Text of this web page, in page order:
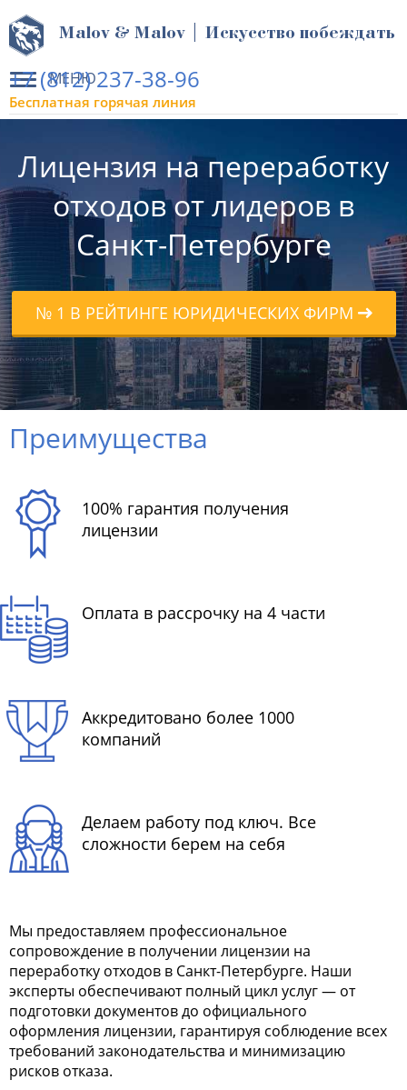
МЕНЮ
Malov & Malov | Искусство побеждать
+7 (812) 237-38-96
Бесплатная горячая линия
Лицензия на переработку
отходов от лидеров в
Санкт-Петербурге
№ 1 В РЕЙТИНГЕ ЮРИДИЧЕСКИХ ФИРМ
Преимущества
100% гарантия получения
лицензии
Оплата в рассрочку на 4 части
Аккредитовано более 1000
компаний
Делаем работу под ключ. Все
сложности берем на себя
Мы предоставляем профессиональное
сопровождение в получении лицензии на
переработку отходов в Санкт-Петербурге. Наши
эксперты обеспечивают полный цикл услуг — от
подготовки документов до официального
оформления лицензии, гарантируя соблюдение всех
требований законодательства и минимизацию
рисков отказа.